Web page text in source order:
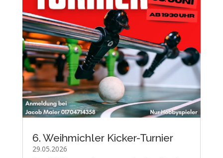
6. Weihmichler Kicker-Turnier
29.05.2026